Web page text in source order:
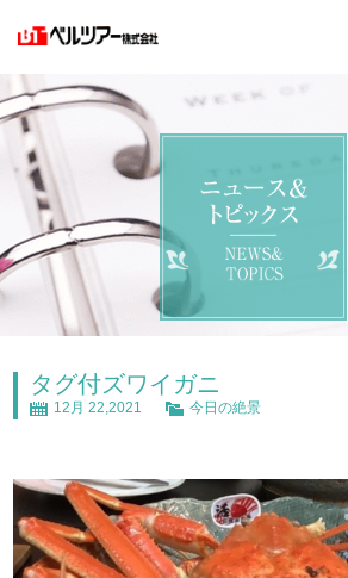
タグ付ズワイガニ
12月 22,2021 今日の絶景